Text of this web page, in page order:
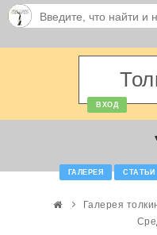
ВХОД
ГАЛЕРЕЯ СТАТЬИ
Галерея